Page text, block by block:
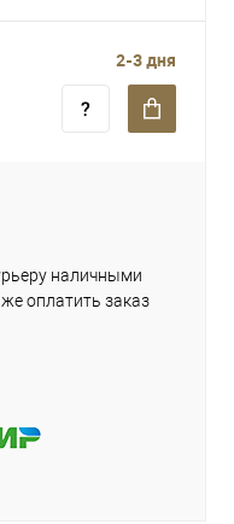
2-3 дня
наличными
оплатить заказ